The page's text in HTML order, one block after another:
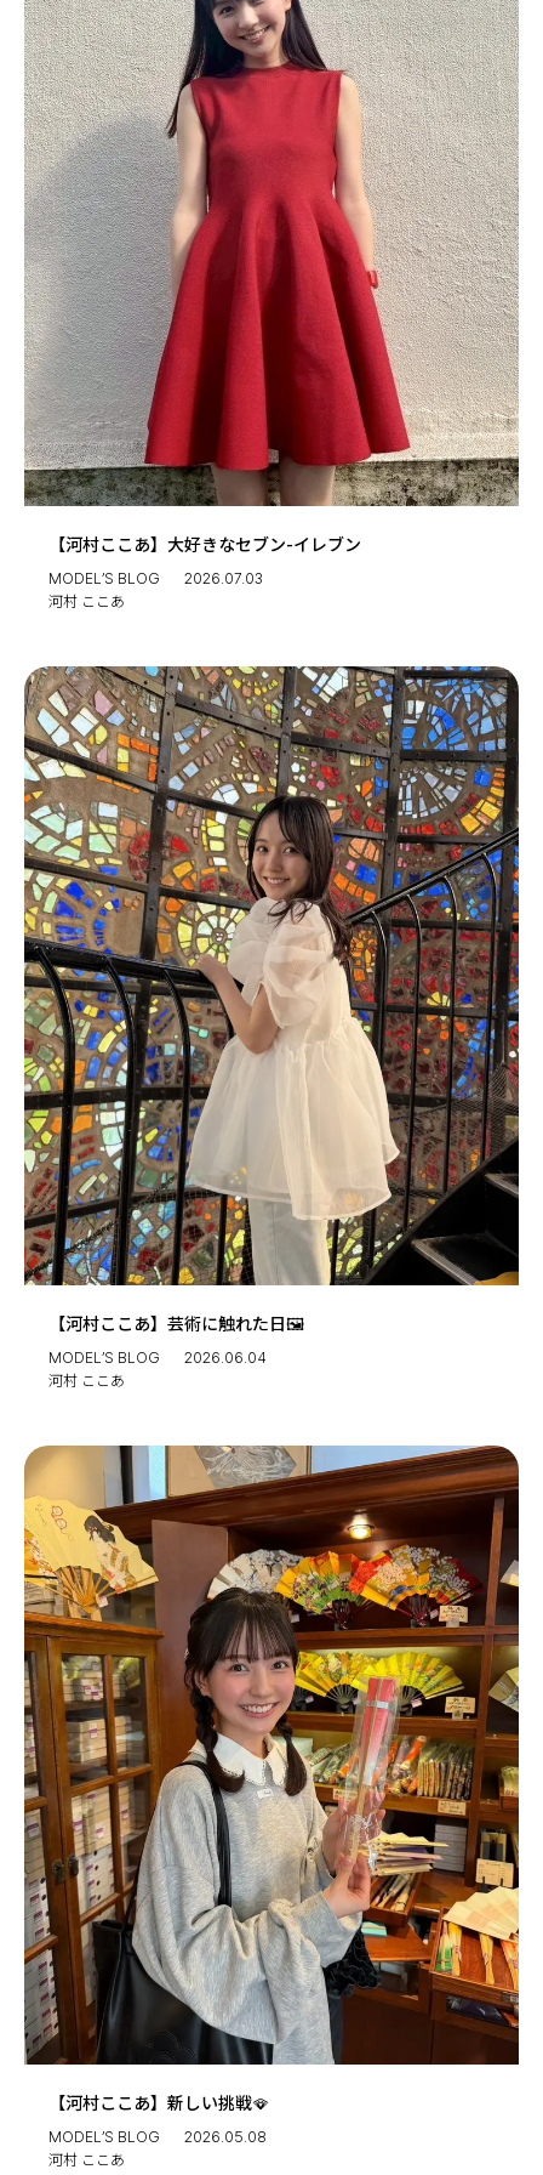
【河村ここあ】大好きなセブン-イレブン
MODEL’S BLOG
2026.07.03
河村 ここあ
【河村ここあ】芸術に触れた日🖼
MODEL’S BLOG
2026.06.04
河村 ここあ
【河村ここあ】新しい挑戦🪭
MODEL’S BLOG
2026.05.08
河村 ここあ